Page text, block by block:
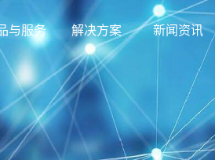
与服务 解决方案 新闻资讯